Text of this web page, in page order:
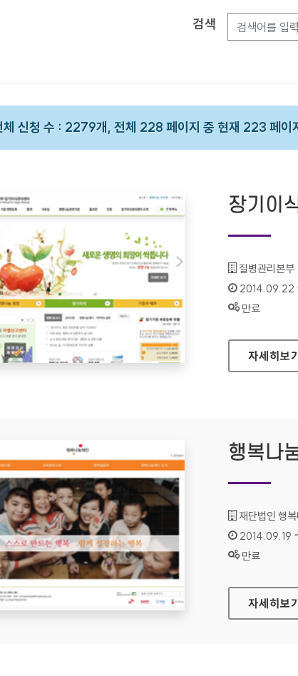
검색
체 신청 수 : 2279개, 전체 228 페이지 중 현재 223 페이
장기이
기관명 :
질병관리본부
인증기간 :
2014.09.22
상태 :
만료
장기이식
자세히보기
행복나
기관명 :
재단법인 행
인증기간 :
2014.09.19
상태 :
만료
행복나눔
자세히보기